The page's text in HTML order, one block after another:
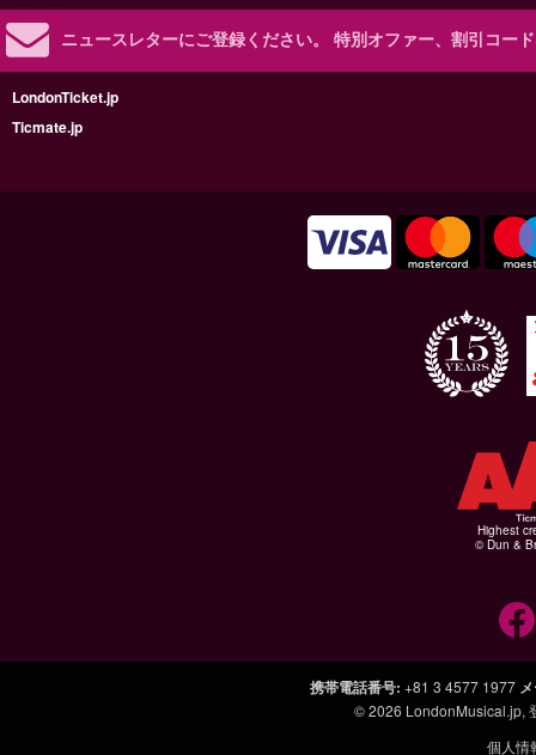
ニュースレターにご登録ください。 特別オファー、割引コー
LondonTicket.jp
Ticmate.jp
Highest
© Dun &
携帯電話番号: +81 3 4577 1977
© 2026 LondonMusical.jp,
個人情